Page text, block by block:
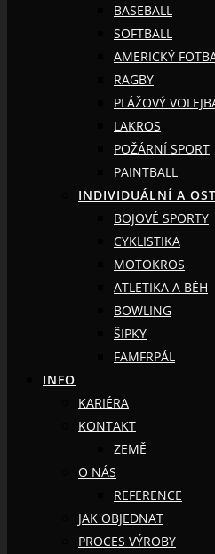
BASEBALL
SOFTBALL
AMERICKÝ
RAGBY
PLÁŽOVÝ
LAKROS
POŽÁRNÍ SPORT
PAINTBALL
INDIVIDUÁLNÍ A
BOJOVÉ SPORTY
CYKLISTIKA
MOTOKROS
ATLETIKA A BĚH
BOWLING
ŠIPKY
FAMFRPÁL
INFO
KARIÉRA
KONTAKT
ZEMĚ
O NÁS
REFERENCE
JAK OBJEDNAT
PROCES VÝROBY